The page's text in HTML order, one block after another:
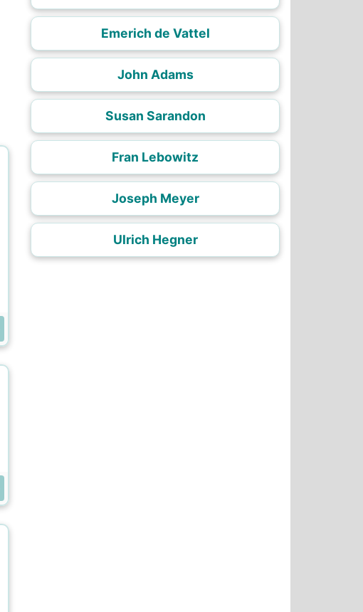
Emerich de Vattel
John Adams
Susan Sarandon
Fran Lebowitz
Joseph Meyer
Ulrich Hegner